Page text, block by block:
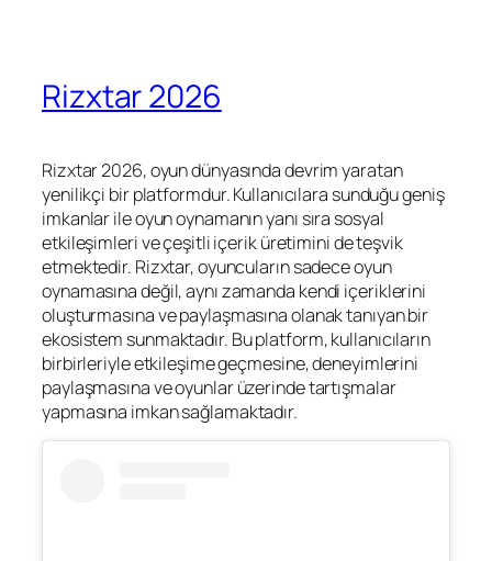
Rizxtar 2026
Rizxtar 2026, oyun dünyasında devrim yaratan
yenilikçi bir platformdur. Kullanıcılara sunduğu geniş
imkanlar ile oyun oynamanın yanı sıra sosyal
etkileşimleri ve çeşitli içerik üretimini de teşvik
etmektedir. Rizxtar, oyuncuların sadece oyun
oynamasına değil, aynı zamanda kendi içeriklerini
oluşturmasına ve paylaşmasına olanak tanıyan bir
ekosistem sunmaktadır. Bu platform, kullanıcıların
birbirleriyle etkileşime geçmesine, deneyimlerini
paylaşmasına ve oyunlar üzerinde tartışmalar
yapmasına imkan sağlamaktadır.